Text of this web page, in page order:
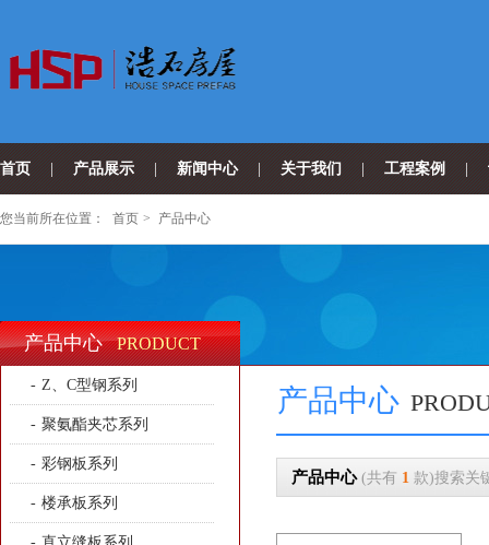
首页 产品展示 新闻中心 关于我们 工程案例
您当前所在位置： 首页 > 产品中心
产品中心 PRODUCT
- Z、C型钢系列
- 聚氨酯夹芯系列
- 彩钢板系列
- 楼承板系列
产品中心
产品中心 (共有 1 款)搜索关